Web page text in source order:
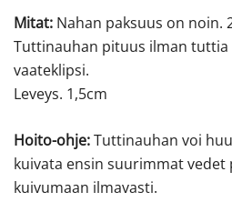
Mitat: Nahan paksuus on noin.
Tuttinauhan pituus ilman tuttia
vaateklipsi.
Leveys. 1,5cm
Hoito-ohje:Tuttinauhan voi
kuivata ensin suurimmat vedet
kuivumaan ilmavasti.